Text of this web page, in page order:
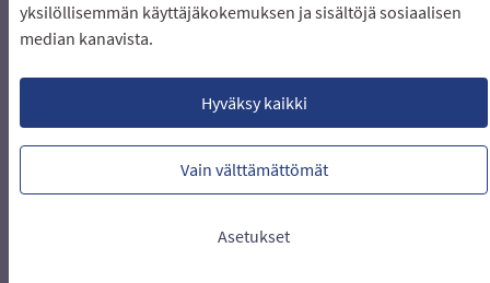
yksilöllisemmän käyttäjäkokemuksen ja sisältöjä sosiaalisen
median kanavista.
Hyväksy kaikki
Vain välttämättömät
Asetukset
Äänestyksen pikaohjeet
Usein kysytyt kysymykset
Näin äänestät Asukasbudjetissa
Lataa avoimet datatiedostot
Evästeasetukset
Verkkosivusto luotuvapaan ohjelmiston